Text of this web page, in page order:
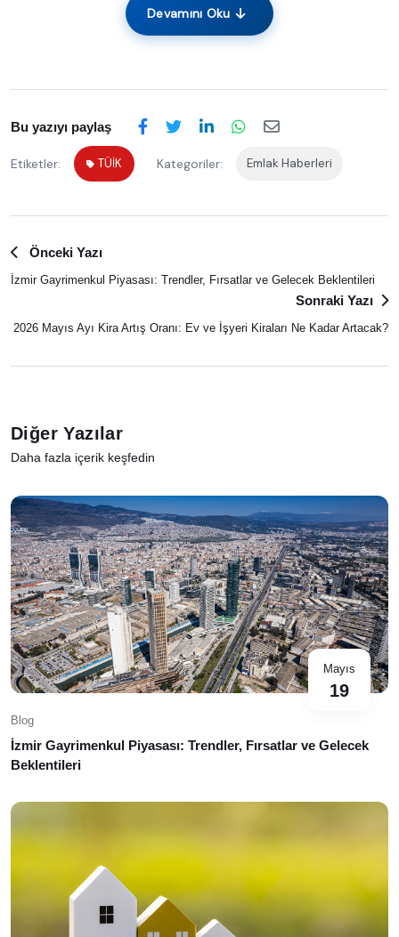
Devamını Oku
Bu yazıyı paylaş
Etiketler: TÜİK Kategoriler: Emlak Haberleri
Önceki Yazı
İzmir Gayrimenkul Piyasası: Trendler, Fırsatlar ve Gelecek Beklentileri
Sonraki Yazı
2026 Mayıs Ayı Kira Artış Oranı: Ev ve İşyeri Kiraları Ne Kadar Artacak?
Diğer Yazılar
Daha fazla içerik keşfedin
Mayıs
19
Blog
İzmir Gayrimenkul Piyasası: Trendler, Fırsatlar ve Gelecek
Beklentileri